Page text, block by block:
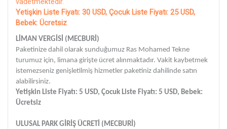
Yetişkin Liste Fiyatı: 30 USD, Çocuk Liste Fiyatı: 25 USD,
Bebek: Ücretsiz
LİMAN VERGİSİ (MECBURİ)
Paketinize dahil olarak sunduğumuz Ras Mohamed Tekne
turumuz için, limana girişte ücret alınmaktadır. Vakit kaybetmek
istemezseniz genişletilmiş hizmetler paketiniz dahilinde satın
alabilirsiniz.
Yetişkin Liste Fiyatı: 5 USD, Çocuk Liste Fiyatı: 5 USD, Bebek:
Ücretsiz
ULUSAL PARK GİRİŞ ÜCRETİ (MECBURİ)